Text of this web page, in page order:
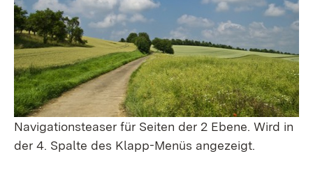
Navigationsteaser für Seiten der 2 Ebene. Wird in
der 4. Spalte des Klapp-Menüs angezeigt.